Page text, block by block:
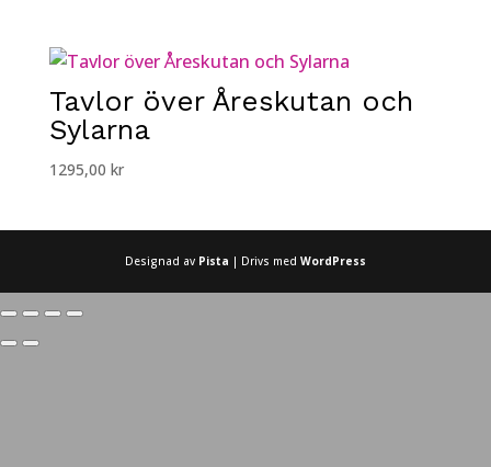
Tavlor över Åreskutan och
Sylarna
1295,00 kr
Designad av Pista | Drivs med WordPress